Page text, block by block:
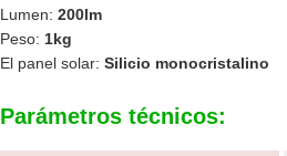
Lumen: 200lm
Peso: 1kg
El panel solar: Silicio monocristalino
Parámetros técnicos: